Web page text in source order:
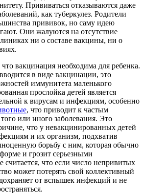
Прививаться отказываются даже
как туберкулез. Родители
прививок, но саму идею
Они жалуются на отсутствие
ни о составе вакцины, ни о
вакцинация необходима для ребенка.
в виде вакцинации, это
иммунитета маленького
прослойка детей является
к вирусам и инфекциям, особенно
, что приводит к частым
или иного заболевания. Это
что у невакцинированных детей
и их организм, подхватив
борьбу с ним, которая обычно
и грозит серьезными
что если число непривитых
может потерять свой коллективный
от вспышек инфекций и не